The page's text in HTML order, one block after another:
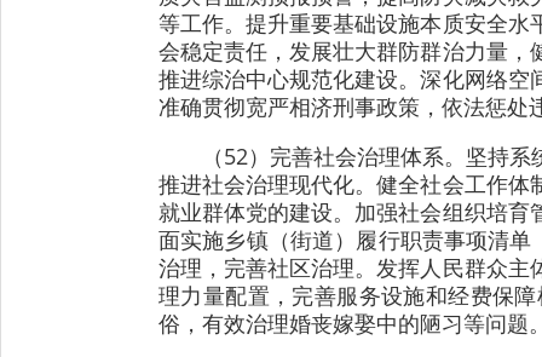
等工作。提升重要基础设施本质安全
会稳定责任，发展壮大群防群治力量
推进综治中心规范化建设。深化网络
准确贯彻宽严相济刑事政策，依法惩处
（52）完善社会治理体系。坚持
推进社会治理现代化。健全社会工作
就业群体党的建设。加强社会组织培
面实施乡镇（街道）履行职责事项清
治理，完善社区治理。发挥人民群众
理力量配置，完善服务设施和经费保
俗，有效治理婚丧嫁娶中的陋习等问题